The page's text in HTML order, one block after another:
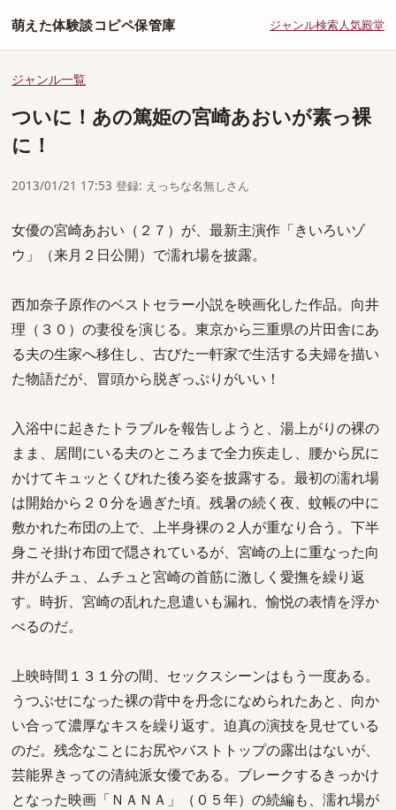
萌えた体験談コピペ保管庫 ジャンル検索人気殿堂
ジャンル一覧
ついに！あの篤姫の宮崎あおいが素っ裸
に！
2013/01/21 17:53 登録: えっちな名無しさん
女優の宮崎あおい（２７）が、最新主演作「きいろいゾ
ウ」（来月２日公開）で濡れ場を披露。
西加奈子原作のベストセラー小説を映画化した作品。向井
理（３０）の妻役を演じる。東京から三重県の片田舎にあ
る夫の生家へ移住し、古びた一軒家で生活する夫婦を描い
た物語だが、冒頭から脱ぎっぷりがいい！
入浴中に起きたトラブルを報告しようと、湯上がりの裸の
まま、居間にいる夫のところまで全力疾走し、腰から尻に
かけてキュッとくびれた後ろ姿を披露する。最初の濡れ場
は開始から２０分を過ぎた頃。残暑の続く夜、蚊帳の中に
敷かれた布団の上で、上半身裸の２人が重なり合う。下半
身こそ掛け布団で隠されているが、宮崎の上に重なった向
井がムチュ、ムチュと宮崎の首筋に激しく愛撫を繰り返
す。時折、宮崎の乱れた息遣いも漏れ、愉悦の表情を浮か
べるのだ。
上映時間１３１分の間、セックスシーンはもう一度ある。
うつぶせになった裸の背中を丹念になめられたあと、向か
い合って濃厚なキスを繰り返す。迫真の演技を見せている
のだ。残念なことにお尻やバストトップの露出はないが、
芸能界きっての清純派女優である。ブレークするきっかけ
となった映画「ＮＡＮＡ」（０５年）の続編も、濡れ場が